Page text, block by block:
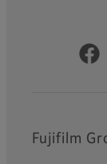
Fujifilm